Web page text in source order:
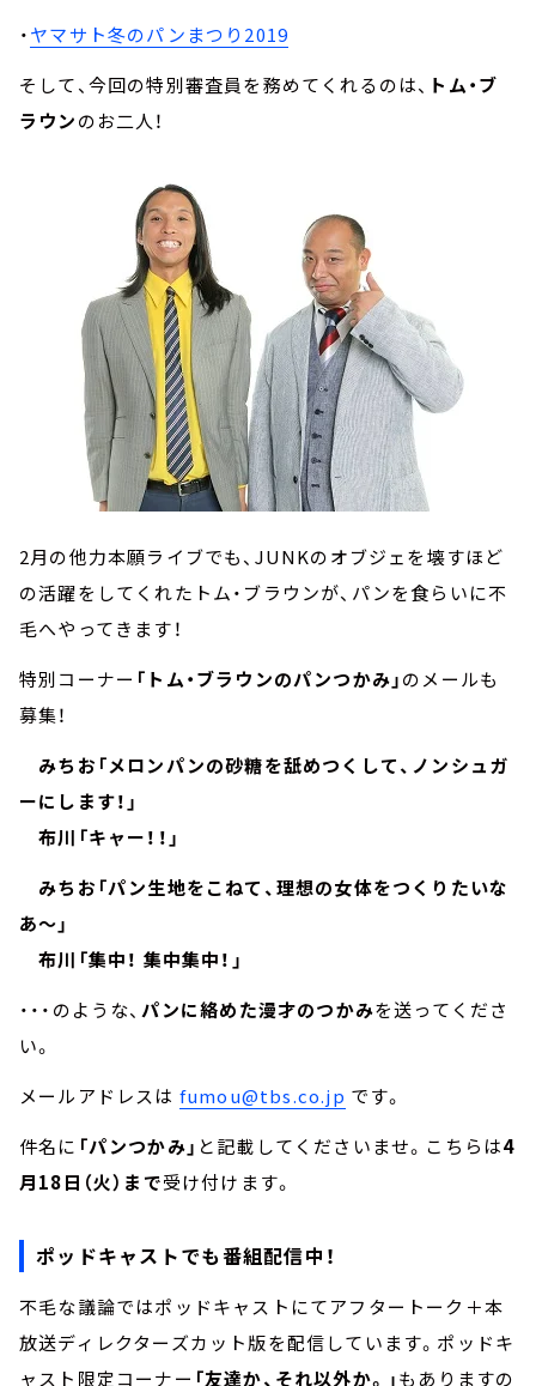
・ヤマサト冬のパンまつり2019
そして、今回の特別審査員を務めてくれるのは、 トム・ブ
ラウンのお二人！
2月の他力本願ライブでも、JUNKのオブジェを壊すほど
の活躍をしてくれたトム・ブラウンが、パンを食らいに不
毛へやってきます！
特別コーナー 「トム・ブラウンのパンつかみ」のメールも
募集！
みちお「メロンパンの砂糖を舐めつくして、ノンシュガ
ーにします！」
布川「キャー！！」
みちお「パン生地をこねて、理想の女体をつくりたいな
あ～」
布川「集中！ 集中集中！」
・・・のような、 パンに絡めた漫才のつかみを送ってくださ
い。
メールアドレスは fumou@tbs.co.jp です。
件名に 「パンつかみ」 と記載してくださいませ。こちらは4
月18日（火）まで受け付けます。
ポッドキャストでも番組配信中！
不毛な議論ではポッドキャストにてアフタートーク＋本
放送ディレクターズカット版を配信しています。ポッドキ
ャスト限定コーナー 「友達か、それ以外か。」もありますの